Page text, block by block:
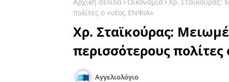
πολίτες ο «νέος ΕΝΦΙΑ»
Χρ. Σταϊκούρας:
περισσότερους
Αγγελιολόγιο